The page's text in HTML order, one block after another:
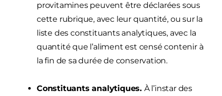
provitamines peuvent être déclarées sous
cette rubrique, avec leur quantité, ou sur la
liste des constituants analytiques, avec la
quantité que l’aliment est censé contenir à
la fin de sa durée de conservation.
Constituants analytiques. À l’instar des